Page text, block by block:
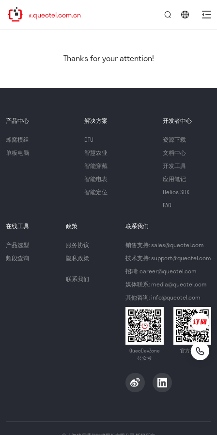
www.quectel.com.cn
Thanks for your attention!
产品中心
蜂窝模组
单板电脑
解决方案
DTU
智慧农业
智能穿戴
智能电表
智能定位
开发者中心
资源下载
文档中心
开发工具
应用笔记
Helios SDK
FAQ
在线工具
产品选型
频段查询
政策
服务协议
隐私政策
联系我们
联系我们
销售支持: sales@quectel.com
技术支持: support@quectel.com
招聘: career@quectel.com
媒体联系: media@quectel.com
其他咨询: info@quectel.com
QuecDevZone
公众号
官方公众号